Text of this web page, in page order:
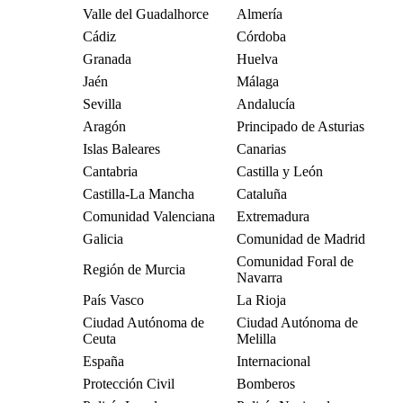
Valle del Guadalhorce
Almería
Cádiz
Córdoba
Granada
Huelva
Jaén
Málaga
Sevilla
Andalucía
Aragón
Principado de Asturias
Islas Baleares
Canarias
Cantabria
Castilla y León
Castilla-La Mancha
Cataluña
Comunidad Valenciana
Extremadura
Galicia
Comunidad de Madrid
Región de Murcia
Comunidad Foral de
Navarra
País Vasco
La Rioja
Ciudad Autónoma de
Ceuta
Ciudad Autónoma de
Melilla
España
Internacional
Protección Civil
Bomberos